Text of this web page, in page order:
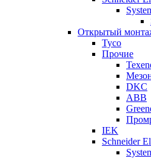
Открытый
Tyco
Прочие
DKC
ABB
IEK
Schneider